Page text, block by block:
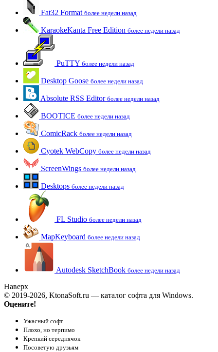
Fat32 Format более недели назад
KaraokeKanta Free Edition более недели назад
PuTTY более недели назад
Desktop Goose более недели назад
Absolute RSS Editor более недели назад
BOOTICE более недели назад
ComicRack более недели назад
Cyotek WebCopy более недели назад
ScreenWings более недели назад
Desktops более недели назад
FL Studio более недели назад
MapKeyboard более недели назад
Autodesk SketchBook более недели назад
Наверх
© 2019-2026, KtonaSoft.ru — каталог софта для Windows.
Оцените!
Ужасный софт
Плохо, но терпимо
Крепкий середнячок
Посоветую друзьям